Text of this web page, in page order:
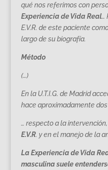
qué nos referimos con
Experiencia de Vida Real…
E.V.R. de este paciente
largo de su biografía.
Método
(…)
En la U.T.I.G. de Madrid
hace aproximadamente dos
… respecto a la
E.V.R. y en el manejo de la
La Experienciade Vida
masculina suele